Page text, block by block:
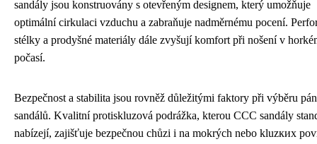
sandály jsou konstruovány s otevřeným designem, který umožňuje
optimální cirkulaci vzduchu a zabraňuje nadměrnému pocení.
stélky a prodyšné materiály dále zvyšují komfort při nošení v
počasí.
Bezpečnost a stabilita jsou rovněž důležitými faktory při výběru
sandálů. Kvalitní protiskluzová podrážka, kterou CCC sandály
nabízejí, zajišťuje bezpečnou chůzi i na mokrých nebo kluzких